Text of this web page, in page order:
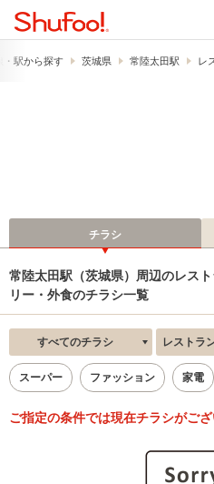
・駅から探す 茨城県 常陸太田駅 レ
チラシ
常陸太田駅（茨城県）周辺のレス
リー・外食のチラシ一覧
すべてのチラシ レストラン
スーパー ファッション 家電
ご指定の条件では現在チラシがござ